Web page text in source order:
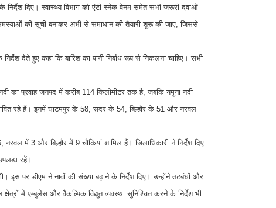
निर्देश दिए। स्वास्थ्य विभाग को एंटी स्नेक वेनम समेत सभी जरूरी दवाओं
की सूची बनाकर अभी से समाधान की तैयारी शुरू की जाए, जिससे
देते हुए कहा कि बारिश का पानी निर्बाध रूप से निकलना चाहिए। सभी
का प्रवाह जनपद में करीब 114 किलोमीटर तक है, जबकि यमुना नदी
रहे हैं। इनमें घाटमपुर के 58, सदर के 54, बिल्हौर के 51 और नरवल
में 3 और बिल्हौर में 9 चौकियां शामिल हैं। जिलाधिकारी ने निर्देश दिए
रहें।
इस पर डीएम ने नावों की संख्या बढ़ाने के निर्देश दिए। उन्होंने तटबंधों और
में एम्बुलेंस और वैकल्पिक विद्युत व्यवस्था सुनिश्चित करने के निर्देश भी